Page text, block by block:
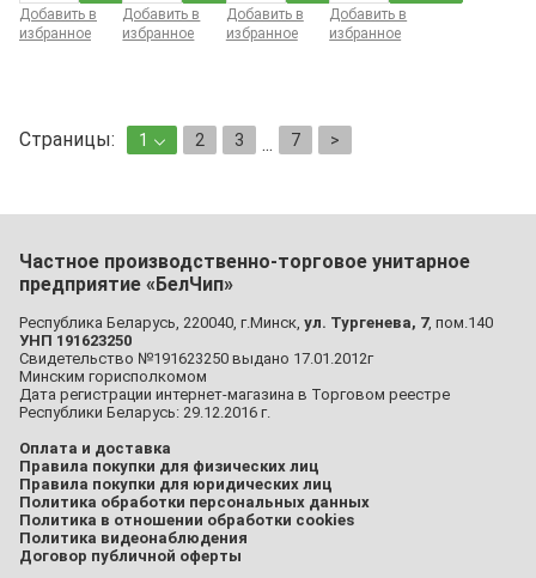
Добавить в
избранное
Добавить в
избранное
Добавить в
избранное
Добавить в
избранное
Страницы: 1 2 3 ... 7 >
Частное производственно-торговое унитарное
предприятие «БелЧип»
Республика Беларусь, 220040, г.Минск, ул. Тургенева, 7, пом.140
УНП 191623250
Свидетельство №191623250 выдано 17.01.2012г
Минским горисполкомом
Дата регистрации интернет-магазина в Торговом реестре
Республики Беларусь: 29.12.2016 г.
Оплата и доставка
Правила покупки для физических лиц
Правила покупки для юридических лиц
Политика обработки персональных данных
Политика в отношении обработки cookies
Политика видеонаблюдения
Договор публичной оферты